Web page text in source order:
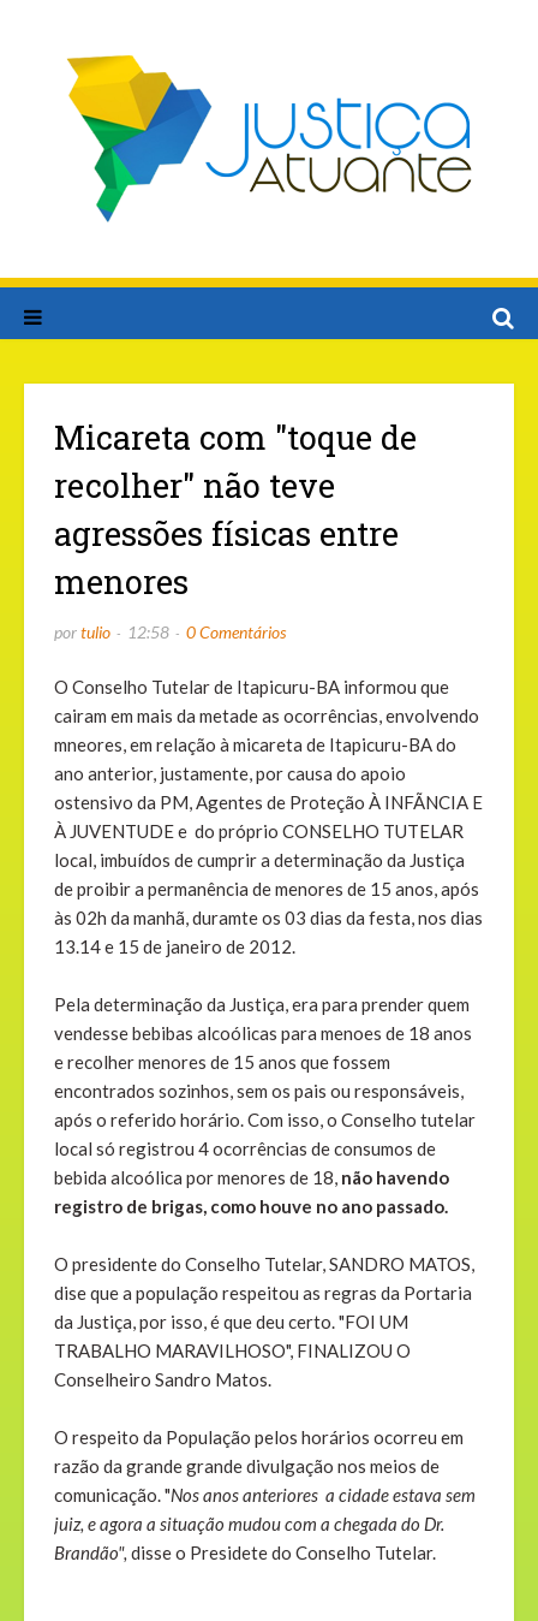
Micareta com "toque de
recolher" não teve
agressões físicas entre
menores
portulio 12:58 0 Comentários
O Conselho Tutelar de Itapicuru-BA informou que
cairam em mais da metade as ocorrências, envolvendo
mneores, em relação à micareta de Itapicuru-BA do
ano anterior, justamente, por causa do apoio
ostensivo da PM, Agentes de Proteção À INFÃNCIA E
À JUVENTUDE e do próprio CONSELHO TUTELAR
local, imbuídos de cumprir a determinação da Justiça
de proibir a permanência de menores de 15 anos, após
às 02h da manhã, duramte os 03 dias da festa, nos dias
13.14 e 15 de janeiro de 2012.
Pela determinação da Justiça, era para prender quem
vendesse bebibas alcoólicas para menoes de 18 anos
e recolher menores de 15 anos que fossem
encontrados sozinhos, sem os pais ou responsáveis,
após o referido horário. Com isso, o Conselho tutelar
local só registrou 4 ocorrências de consumos de
bebida alcoólica por menores de 18, não havendo
registro de brigas, como houve no ano passado.
O presidente do Conselho Tutelar, SANDRO MATOS,
dise que a população respeitou as regras da Portaria
da Justiça, por isso, é que deu certo. "FOI UM
TRABALHO MARAVILHOSO", FINALIZOU O
Conselheiro Sandro Matos.
O respeito da População pelos horários ocorreu em
razão da grande grande divulgação nos meios de
comunicação. "Nos anos anteriores a cidade estava sem
juiz, e agora a situação mudou com a chegada do Dr.
Brandão", disse o Presidete do Conselho Tutelar.